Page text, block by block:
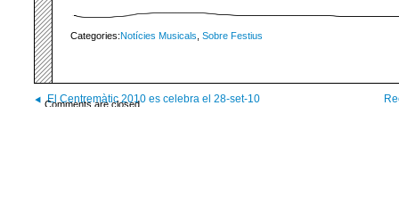
Categories:Notícies Musicals Sobre Festius
Comments are closed.
El Centremàtic 2010 es celebra el 28-set-10